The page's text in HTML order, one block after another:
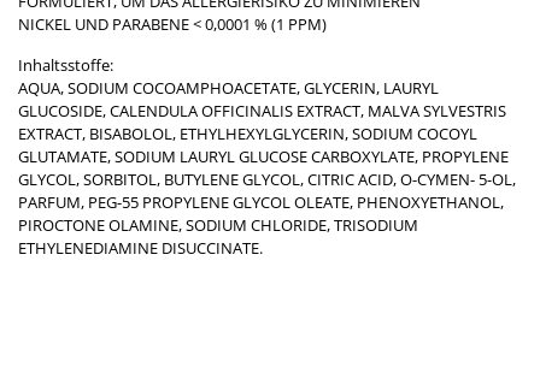
NICKEL UND PARABENE < 0,0001 % (1 PPM)
Inhaltsstoffe:
AQUA, SODIUM COCOAMPHOACETATE, GLYCERIN, LAURYL
GLUCOSIDE, CALENDULA OFFICINALIS EXTRACT, MALVA SYLVESTRIS
EXTRACT, BISABOLOL, ETHYLHEXYLGLYCERIN, SODIUM COCOYL
GLUTAMATE, SODIUM LAURYL GLUCOSE CARBOXYLATE, PROPYLENE
GLYCOL, SORBITOL, BUTYLENE GLYCOL, CITRIC ACID, O-CYMEN- 5-OL,
PARFUM, PEG-55 PROPYLENE GLYCOL OLEATE, PHENOXYETHANOL,
PIROCTONE OLAMINE, SODIUM CHLORIDE, TRISODIUM
ETHYLENEDIAMINE DISUCCINATE.